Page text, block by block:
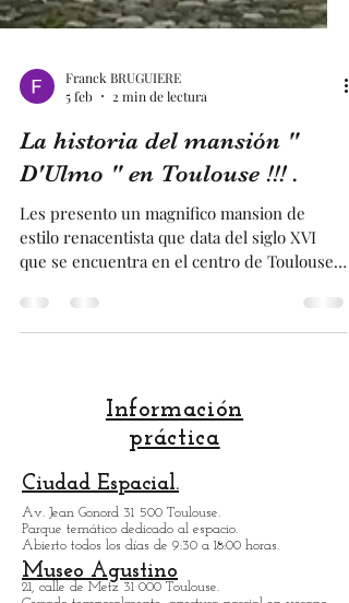
Franck BRUGUIERE
La historia del mansión "
D'Ulmo " en Toulouse !!! .
Les presento un magnifico mansion de
estilo renacentista que data del siglo XVI
mansión de la ciudad Rosa Se lo debemos a "
Jean d'Ulmo " , quien dio su nombre a este
hermoso mansión y que pertenecía a una
buena familia Lo logrará, pero su
deshonestidad patológica se impondrá y
acabará ahorcado al extremo de una cuerda
Este mansión es el primero en contar con
una escalera recta de estilo rena
Información
práctica
Ciudad Espacial.